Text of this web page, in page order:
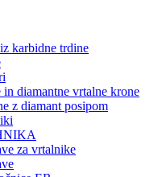
karbidne trdine
diamantne vrtalne krone
z diamant posipom
za vrtalnike